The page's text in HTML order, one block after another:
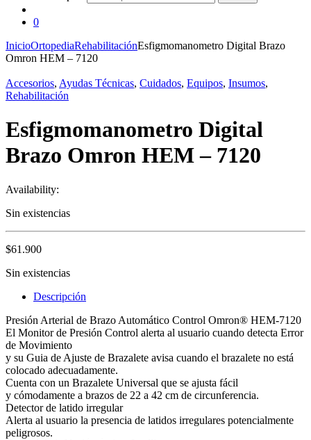
0
InicioOrtopediaRehabilitaciónEsfigmomanometro Digital Brazo
Omron HEM – 7120
Accesorios, Ayudas Técnicas, Cuidados, Equipos, Insumos,
Rehabilitación
Esfigmomanometro Digital
Brazo Omron HEM – 7120
Availability:
Sin existencias
$61.900
Sin existencias
Descripción
Presión Arterial de Brazo Automático Control Omron® HEM-7120
El Monitor de Presión Control alerta al usuario cuando detecta Error
de Movimiento
y su Guia de Ajuste de Brazalete avisa cuando el brazalete no está
colocado adecuadamente.
Cuenta con un Brazalete Universal que se ajusta fácil
y cómodamente a brazos de 22 a 42 cm de circunferencia.
Detector de latido irregular
Alerta al usuario la presencia de latidos irregulares potencialmente
peligrosos.